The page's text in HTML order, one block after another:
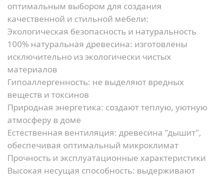
оптимальным выбором для создания
качественной и стильной мебели:
Экологическая безопасность и натуральность
100% натуральная древесина: изготовлены
исключительно из экологически чистых
материалов
Гипоаллергенность: не выделяют вредных
веществ и токсинов
Природная энергетика: создают теплую, уютную
атмосферу в доме
Естественная вентиляция: древесина "дышит",
обеспечивая оптимальный микроклимат
Прочность и эксплуатационные характеристики
Высокая несущая способность: выдерживают